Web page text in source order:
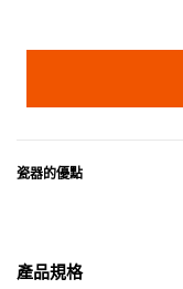
瓷器的優點
• 耐熱性極佳，適用於微
• 可用於洗碗機。
產品規格